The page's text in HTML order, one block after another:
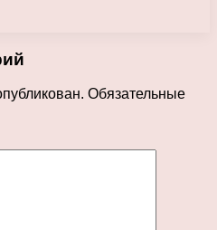
Обязательные